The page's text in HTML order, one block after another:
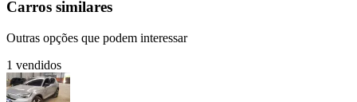
Carros similares
Outras opções que podem interessar
1 vendidos